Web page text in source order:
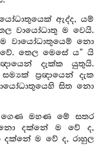
ඇද්ද, යම්
වායෝධාතු ම වෙයි.
වායෝධාතුයෙම් නො
තෙල මෙසේ ය” යි
දැක්ක යුතුයි.
ප්‍රඥායෙන් දැක
සිත නො
ගෙණ මහණ මේ සතර
දක්නේ ම වේ ද,
ම වේ ද, රාහුල